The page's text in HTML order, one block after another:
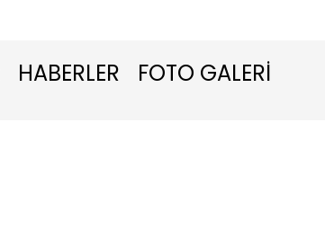
HABERLER FOTO GALERİ